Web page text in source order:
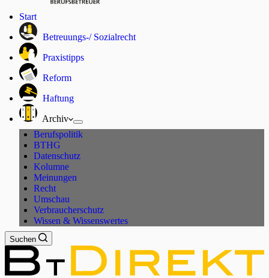
Start
Betreuungs-/ Sozialrecht
Praxistipps
Reform
Haftung
Archiv
Berufspolitik
BTHG
Datenschutz
Kolumne
Meinungen
Recht
Umschau
Verbraucherschutz
Wissen & Wissenswertes
Suchen